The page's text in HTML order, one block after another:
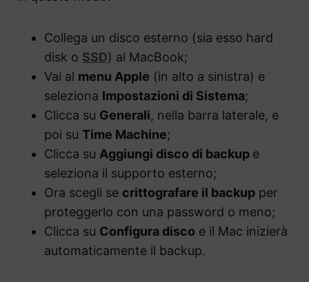
Collega un disco esterno (sia esso hard
disk o SSD) al MacBook;
Vai al menu Apple (in alto a sinistra) e
seleziona Impostazioni di Sistema;
Clicca su Generali, nella barra laterale, e
poi su Time Machine;
Clicca su Aggiungi disco di backup e
seleziona il supporto esterno;
Ora scegli se crittografare il backup per
proteggerlo con una password o meno;
Clicca su Configura disco e il Mac inizierà
automaticamente il backup.